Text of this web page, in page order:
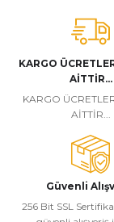
Ürün resmi
Ürün
Ürün bilgilerinde
Ürün fiyatı diğer
KARGO
AİTTİR...
KARGO
AİTTİR...
Güvenli
256 Bit SSL